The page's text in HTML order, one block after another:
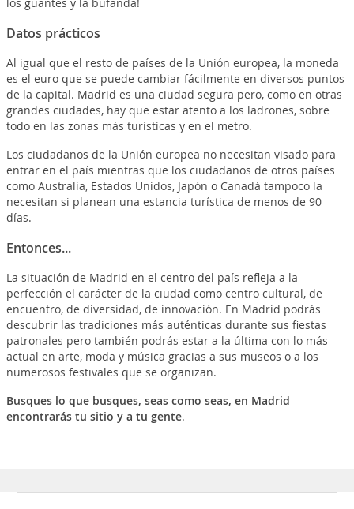
Datos prácticos
Al igual que el resto de países de la Unión europea, la moneda
es el euro que se puede cambiar fácilmente en diversos puntos
de la capital. Madrid es una ciudad segura pero, como en otras
grandes ciudades, hay que estar atento a los ladrones, sobre
todo en las zonas más turísticas y en el metro.
Los ciudadanos de la Unión europea no necesitan visado para
entrar en el país mientras que los ciudadanos de otros países
como Australia, Estados Unidos, Japón o Canadá tampoco la
necesitan si planean una estancia turística de menos de 90
días.
Entonces...
La situación de Madrid en el centro del país refleja a la
perfección el carácter de la ciudad como centro cultural, de
encuentro, de diversidad, de innovación. En Madrid podrás
descubrir las tradiciones más auténticas durante sus fiestas
patronales pero también podrás estar a la última con lo más
actual en arte, moda y música gracias a sus museos o a los
numerosos festivales que se organizan.
Busques lo que busques, seas como seas, en Madrid
encontrarás tu sitio y a tu gente.